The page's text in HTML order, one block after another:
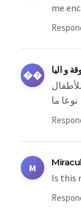
me
�� و اليا
نوعا ما
M
Is this